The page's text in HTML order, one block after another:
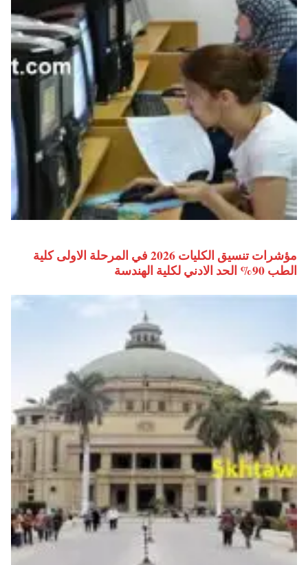
مؤشرات تنسيق الكليات 2026 في المرحلة الاولى كلية
الطب 90% الحد الادني لكلية الهندسة